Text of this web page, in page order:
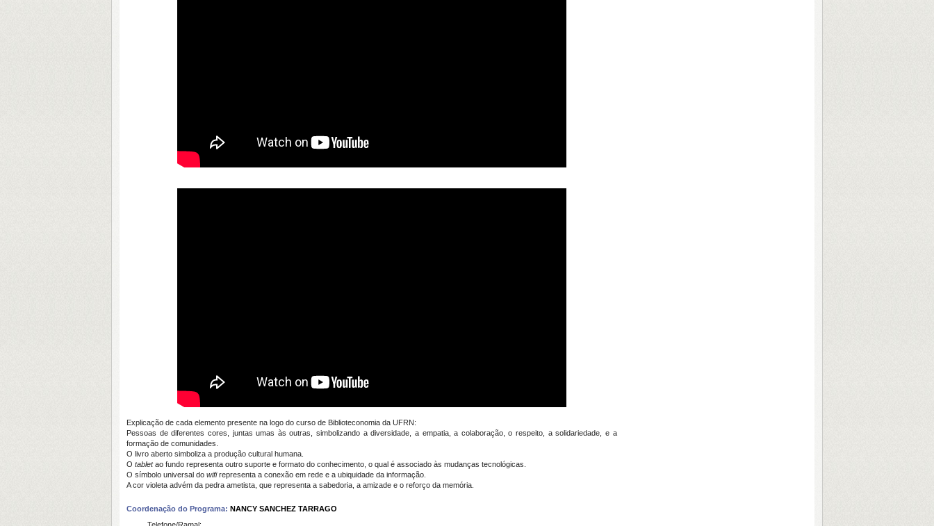
Explicação de cada elemento presente na logo do curso de Biblioteconomia da UFRN:
Pessoas de diferentes cores, juntas umas às outras, simbolizando a diversidade, a empatia, a colaboração, o respeito, a solidariedade, e a
formação de comunidades.
O livro aberto simboliza a produção cultural humana.
O tabletao fundo representa outro suporte e formato do conhecimento, o qual é associado às mudanças tecnológicas.
O símbolo universal do wifirepresenta a conexão em rede e a ubiquidade da informação.
A cor violeta advém da pedra ametista, que representa a sabedoria, a amizade e o reforço da memória.
Coordenação do Programa: NANCY SANCHEZ TARRAGO